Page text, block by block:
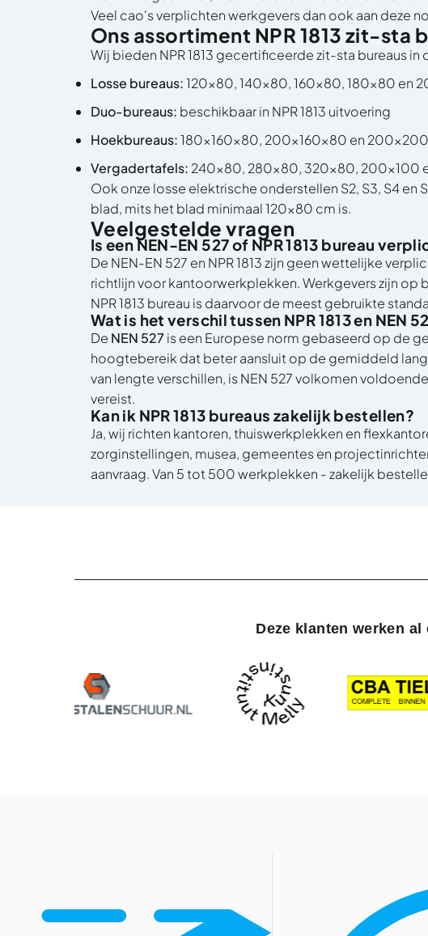
Veel cao's verplichten werkgevers dan ook aan deze
Ons assortiment NPR 1813 zit-sta
Wij bieden NPR 1813 gecertificeerde zit-sta bureaus
Losse bureaus:120x80, 140x80, 160x80, 180x80 en
Duo-bureaus: beschikbaar in NPR 1813 uitvoering
Hoekbureaus:180x160x80, 200x160x80 en
Vergadertafels: 240x80, 280x80, 320x80, 200x100
Ook onze losse elektrische onderstellen S2, S3, S4 en
blad, mits het blad minimaal 120x80 cm is.
Veelgestelde vragen
Is een NEN-EN 527 of NPR 1813 bureau
De NEN-EN 527 en NPR 1813 zijn geen wettelijke
richtlijn voor kantoorwerkplekken. Werkgevers zijn
NPR 1813 bureau is daarvoor de meest gebruikte
Wat is het verschil tussen NPR 1813 en NEN
De NEN 527 is een Europese norm gebaseerd op de
hoogtebereik dat beter aansluit op de gemiddeld
van lengte verschillen, is NEN 527 volkomen
vereist.
Kan ik NPR 1813 bureaus zakelijk bestellen?
Ja, wij richten kantoren, thuiswerkplekken en
zorginstellingen, musea, gemeentes en
aanvraag.Van 5 tot 500 werkplekken -zakelijk
Deze klanten werken